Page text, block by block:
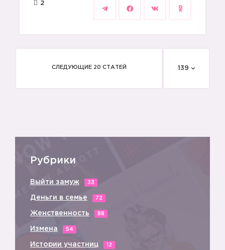
2
СЛЕДУЮЩИЕ 20 СТАТЕЙ 139
Рубрики
Выйти замуж 33
Деньги в семье 72
Женственность 88
Измена 54
Истории участниц 12